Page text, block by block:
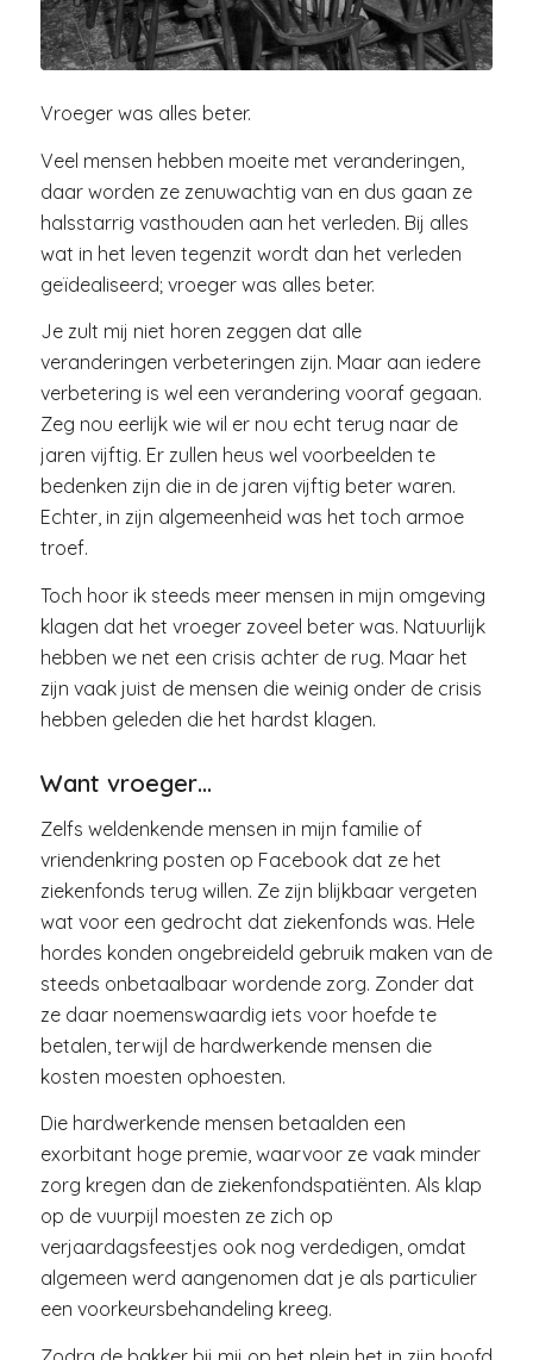
Vroeger was alles beter.
Veel mensen hebben moeite met veranderingen,
daar worden ze zenuwachtig van en dus gaan ze
halsstarrig vasthouden aan het verleden. Bij alles
wat in het leven tegenzit wordt dan het verleden
geïdealiseerd; vroeger was alles beter.
Je zult mij niet horen zeggen dat alle
veranderingen verbeteringen zijn. Maar aan iedere
verbetering is wel een verandering vooraf gegaan.
Zeg nou eerlijk wie wil er nou echt terug naar de
jaren vijftig. Er zullen heus wel voorbeelden te
bedenken zijn die in de jaren vijftig beter waren.
Echter, in zijn algemeenheid was het toch armoe
troef.
Toch hoor ik steeds meer mensen in mijn omgeving
klagen dat het vroeger zoveel beter was. Natuurlijk
hebben we net een crisis achter de rug. Maar het
zijn vaak juist de mensen die weinig onder de crisis
hebben geleden die het hardst klagen.
Want vroeger…
Zelfs weldenkende mensen in mijn familie of
vriendenkring posten op Facebook dat ze het
ziekenfonds terug willen. Ze zijn blijkbaar vergeten
wat voor een gedrocht dat ziekenfonds was. Hele
hordes konden ongebreideld gebruik maken van de
steeds onbetaalbaar wordende zorg. Zonder dat
ze daar noemenswaardig iets voor hoefde te
betalen, terwijl de hardwerkende mensen die
kosten moesten ophoesten.
Die hardwerkende mensen betaalden een
exorbitant hoge premie, waarvoor ze vaak minder
zorg kregen dan de ziekenfondspatiënten. Als klap
op de vuurpijl moesten ze zich op
verjaardagsfeestjes ook nog verdedigen, omdat
algemeen werd aangenomen dat je als particulier
een voorkeursbehandeling kreeg.